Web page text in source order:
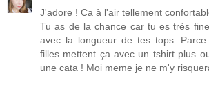
J'adore ! Ca à l'air tellement
Tu as de la chance car tu es très
avec la longueur de tes tops.
filles mettent ça avec un tshirt plus
une cata ! Moi meme je ne m'y